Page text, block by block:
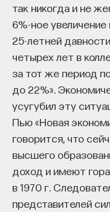
так никогда и не
6%-ное
25-летней
четырех лет в
за тот же период
до 22%».
усугубил эту
Пью «Новая
говорится, что
высшего
доход и имеют
в 1970 г.
представителей